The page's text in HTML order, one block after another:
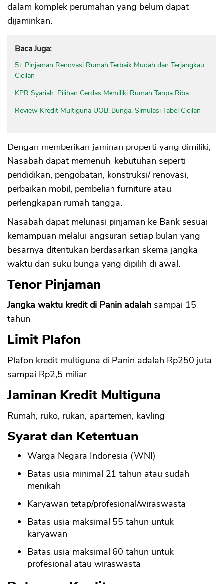
dalam komplek perumahan yang belum dapat
dijaminkan.
Baca Juga:
5+ Pinjaman Renovasi Rumah Terbaik Mudah dan Terjangkau
Cicilan
KPR Syariah: Pilihan Cerdas Memiliki Rumah Tanpa Riba
Review Kredit Multiguna UOB, Bunga, Simulasi Tabel Cicilan
Dengan memberikan jaminan properti yang dimiliki,
Nasabah dapat memenuhi kebutuhan seperti
pendidikan, pengobatan, konstruksi/ renovasi,
perbaikan mobil, pembelian furniture atau
perlengkapan rumah tangga.
Nasabah dapat melunasi pinjaman ke Bank sesuai
kemampuan melalui angsuran setiap bulan yang
besarnya ditentukan berdasarkan skema jangka
waktu dan suku bunga yang dipilih di awal.
Tenor Pinjaman
Jangka waktu kredit di Panin adalah sampai 15
tahun
Limit Plafon
Plafon kredit multiguna di Panin adalah Rp250 juta
sampai Rp2,5 miliar
Jaminan Kredit Multiguna
Rumah, ruko, rukan, apartemen, kavling
Syarat dan Ketentuan
Warga Negara Indonesia (WNI)
Batas usia minimal 21 tahun atau sudah
menikah
Karyawan tetap/profesional/wiraswasta
Batas usia maksimal 55 tahun untuk
karyawan
Batas usia maksimal 60 tahun untuk
profesional atau wiraswasta